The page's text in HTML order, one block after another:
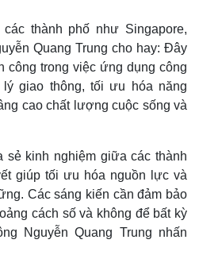
thành phố như Singapore,
Quang Trung cho hay: Đây
công trong việc ứng dụng công
giao thông, tối ưu hóa năng
cao chất lượng cuộc sống và
sẻ kinh nghiệm giữa các thành
giúp tối ưu hóa nguồn lực và
Các sáng kiến cần đảm bảo
cách số và không để bất kỳ
Nguyễn Quang Trung nhấn